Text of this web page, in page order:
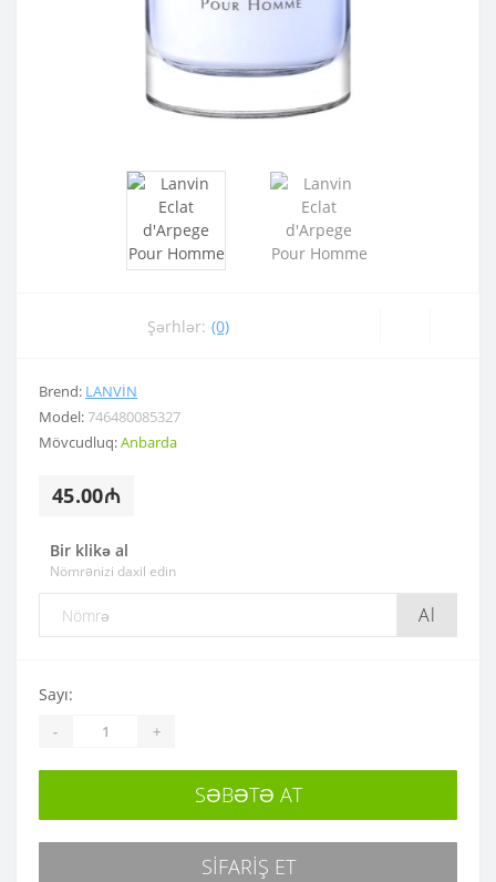
Şərhlər: (0)
Brend: LANVIN
Model:746480085327
Mövcudluq:Anbarda
45.00₼
Bir klikə al
Nömrənizi daxil edin
Al
Sayı:
- +
SƏBƏTƏ AT
SIFARIŞ ET